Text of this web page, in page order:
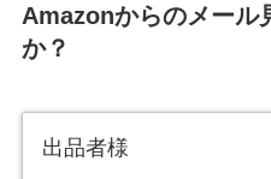
Amazonからのメール
か？
出品者様